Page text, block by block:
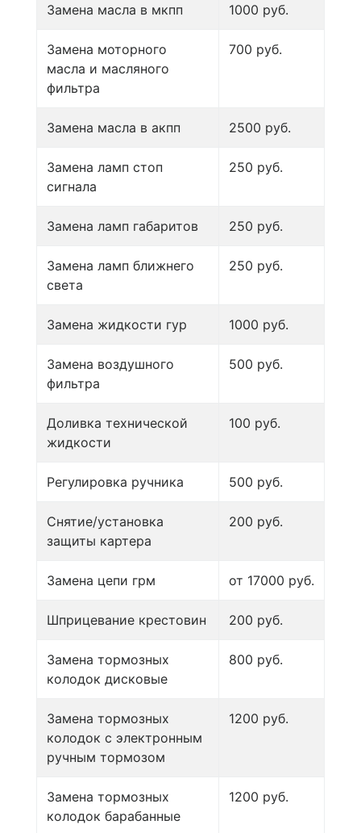
Замена масла в мкпп 1000 руб.
Замена моторного
масла и масляного
фильтра
700 руб.
Замена масла в акпп 2500 руб.
Замена ламп стоп
сигнала
250 руб.
Замена ламп габаритов 250 руб.
Замена ламп ближнего
света
250 руб.
Замена жидкости гур 1000 руб.
Замена воздушного
фильтра
500 руб.
Доливка технической
жидкости
100 руб.
Регулировка ручника 500 руб.
Снятие/установка
защиты картера
200 руб.
Замена цепи грм от 17000 руб.
Шприцевание крестовин 200 руб.
Замена тормозных
колодок дисковые
800 руб.
Замена тормозных
колодок с электронным
ручным тормозом
1200 руб.
Замена тормозных
колодок барабанные
1200 руб.